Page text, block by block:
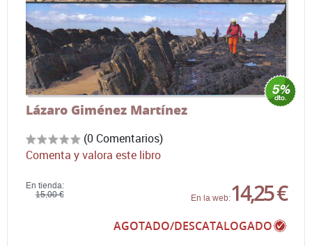
Lázaro Giménez Martínez
(0 Comentarios)
Comenta y valora este libro
En tienda:
15,00 €
En la web:14,25 €
AGOTADO/DESCATALOGADO